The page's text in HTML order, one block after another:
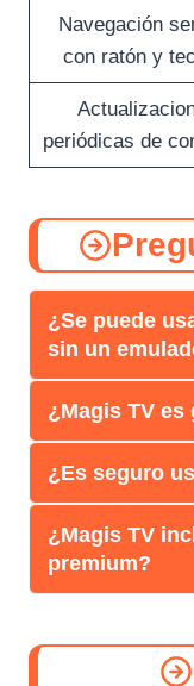
Navegación
con ratón y
periódicas de
¿Se puede
sin un
¿Magis TV es
¿Es seguro
¿Magis TV
premium?